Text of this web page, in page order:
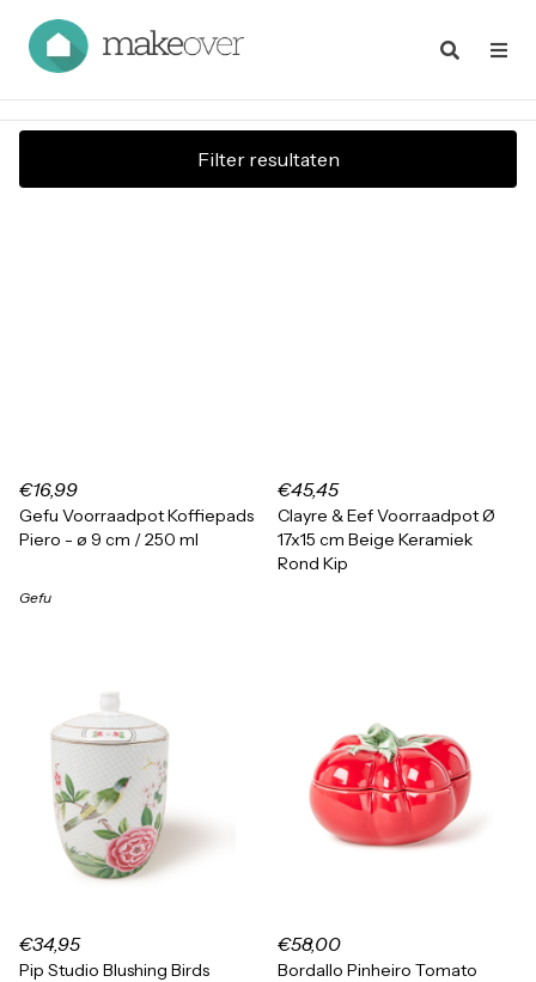
Filter resultaten
€16,99
Gefu Voorraadpot Koffiepads
Piero - ø 9 cm / 250 ml
Gefu
€45,45
Clayre & Eef Voorraadpot Ø
17x15 cm Beige Keramiek
Rond Kip
€34,95
Pip Studio Blushing Birds
€58,00
Bordallo Pinheiro Tomato